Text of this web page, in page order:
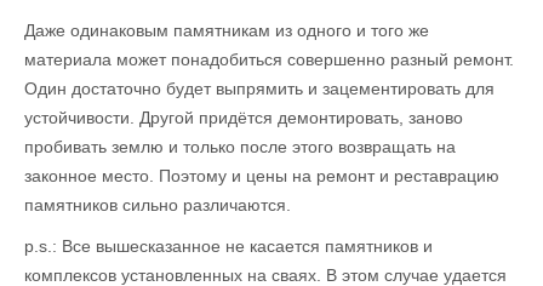
Даже одинаковым памятникам из одного и того же
материала может понадобиться совершенно разный ремонт.
Один достаточно будет выпрямить и зацементировать для
устойчивости. Другой придётся демонтировать, заново
пробивать землю и только после этого возвращать на
законное место. Поэтому и цены на ремонт и реставрацию
памятников сильно различаются.
p.s.: Все вышесказанное не касается памятников и
комплексов установленных на сваях. В этом случае удается